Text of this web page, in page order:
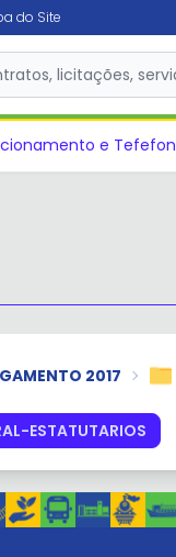
do Site
licitações,
e
2017
ESTATUTARIOS